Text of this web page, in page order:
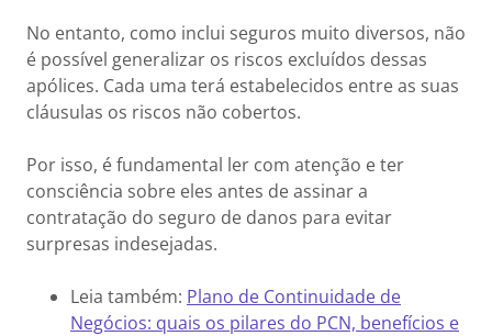
No entanto, como inclui seguros muito diversos, não
é possível generalizar os riscos excluídos dessas
apólices. Cada uma terá estabelecidos entre as suas
cláusulas os riscos não cobertos.
Por isso, é fundamental ler com atenção e ter
consciência sobre eles antes de assinar a
contratação do seguro de danos para evitar
surpresas indesejadas.
Leia também: Plano de Continuidade de
Negócios: quais os pilares do PCN, benefícios e